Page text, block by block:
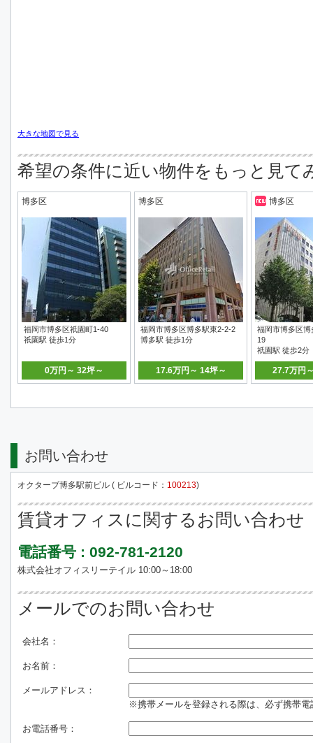
大きな地図で見る
希望の条件に近い物件をもっと見て
博多区
福岡市博多区祇園町1-40
祇園駅 徒歩1分
0万円～ 32坪～
博多区
福岡市博多区博多駅東2-2-2
博多駅 徒歩1分
17.6万円～ 14坪～
博多区
福岡市博多区
19
祇園駅 徒歩2分
27.7万円
お問い合わせ
オクターブ博多駅前ビル ( ビルコード： 100213)
賃貸オフィスに関するお問い合わせ
電話番号 : 092-781-2120
株式会社オフィスリーテイル 10:00～18:00
メールでのお問い合わせ
会社名：
お名前：
メールアドレス：
※携帯メールを登録される際は、必ず携帯
お電話番号：